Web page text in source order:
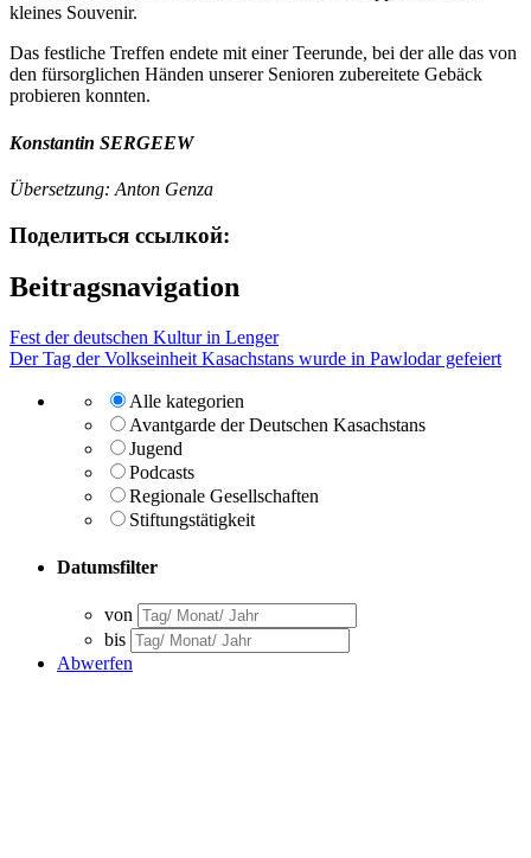
kleines Souvenir.
Das festliche Treffen endete mit einer Teerunde, bei der alle das von
den fürsorglichen Händen unserer Senioren zubereitete Gebäck
probieren konnten.
Konstantin SERGEEW
Übersetzung: Anton Genza
Поделиться ссылкой:
Beitragsnavigation
Fest der deutschen Kultur in Lenger
Der Tag der Volkseinheit Kasachstans wurde in Pawlodar gefeiert
Alle kategorien
Avantgarde der Deutschen Kasachstans
Jugend
Podcasts
Regionale Gesellschaften
Stiftungstätigkeit
Datumsfilter
von
bis
Abwerfen